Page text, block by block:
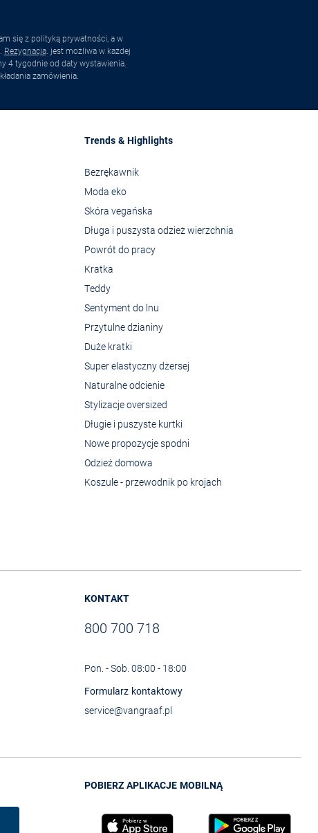
się z polityką prywatności, a w
Rezygnacja. jest możliwa w każdej
4 tygodnie od daty wystawienia.
zamówienia.
Trends & Highlights
Bezrękawnik
Moda eko
Skóra vegańska
Długa i puszysta odzież wierzchnia
Powrót do pracy
Kratka
Teddy
Sentyment do lnu
Przytulne dzianiny
Duże kratki
Super elastyczny dżersej
Naturalne odcienie
Stylizacje oversized
Długie i puszyste kurtki
Nowe propozycje spodni
Odzież domowa
Koszule - przewodnik po krojach
KONTAKT
800 700 718
Pon. - Sob. 08:00 - 18:00
Formularz kontaktowy
service@vangraaf.pl
POBIERZ APLIKACJE MOBILNĄ